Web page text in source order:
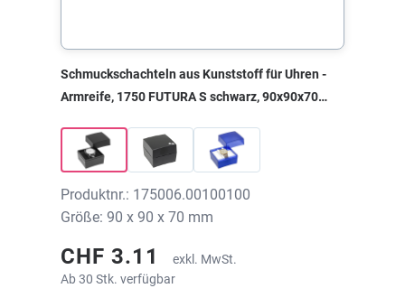
Schmuckschachteln aus Kunststoff für Uhren -
Armreife, 1750 FUTURA S schwarz, 90x90x70
Produktnr.: 175006.00100100
Größe: 90 x 90 x 70 mm
CHF 3.11
exkl. MwSt.
Ab 30 Stk. verfügbar